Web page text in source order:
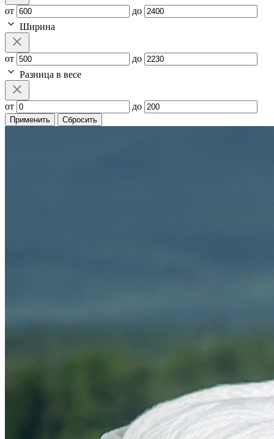
от
до
Ширина
от
до
Разница в весе
от до
Применить Сбросить